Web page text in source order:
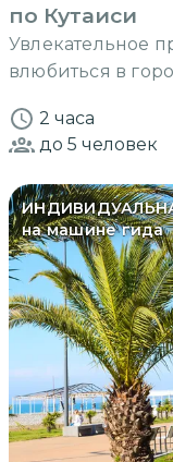
по Кутаиси
Увлекательное
влюбиться в
2 часа
до 5 человек
на машине гида